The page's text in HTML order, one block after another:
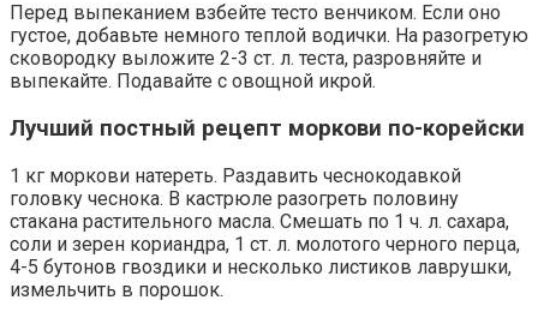
Перед выпеканием взбейте тесто венчиком. Если оно
густое, добавьте немного теплой водички. На разогретую
сковородку выложите 2-3 ст. л. теста, разровняйте и
выпекайте. Подавайте с овощной икрой.
Лучший постный рецепт моркови по-корейски
1 кг моркови натереть. Раздавить чеснокодавкой
головку чеснока. В кастрюле разогреть половину
стакана растительного масла. Смешать по 1 ч. л. сахара,
соли и зерен кориандра, 1 ст. л. молотого черного перца,
4-5 бутонов гвоздики и несколько листиков лаврушки,
измельчить в порошок.